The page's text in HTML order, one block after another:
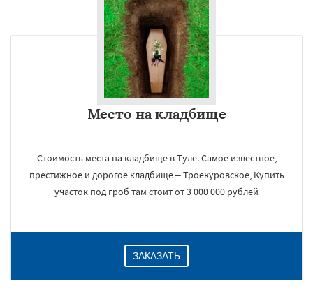
Место на кладбище
Стоимость места на кладбище в Туле. Самое известное,
престижное и дорогое кладбище – Троекуровское, Купить
участок под гроб там стоит от 3 000 000 рублей
ЗАКАЗАТЬ